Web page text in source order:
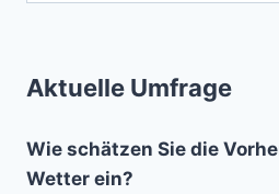
Aktuelle Umfrage
Wie schätzen Sie die
Wetter ein?